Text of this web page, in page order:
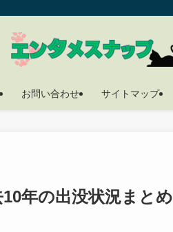
お問い合わせ サイトマップ
年の出没状況まとめ